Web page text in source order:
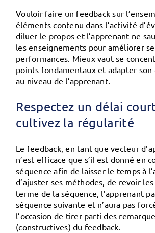
Vouloir faire un feedback sur
éléments contenu dans l’activité
diluer le propos et l’apprenant ne
les enseignements pour améliorer
performances. Mieux vaut se
points fondamentaux et adapter son
au niveau de l’apprenant.
Respectez un délai
cultivez la régularité
Le feedback, en tant que vecteur
n’est efficace que s’il est donné en
séquence afin de laisser le temps à
d’ajuster ses méthodes, de revoir
terme de la séquence, l’apprenant
séquence suivante et n’aura pas
l’occasion de tirer parti des
(constructives) du feedback.